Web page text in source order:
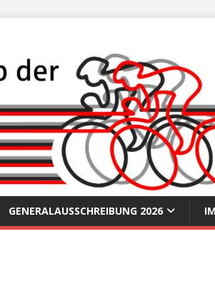
GENERALAUSSCHREIBUNG 2026